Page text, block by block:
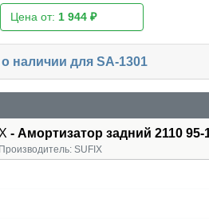
Цена от: 1 944 ₽
наличии для SA-1301
- Амортизатор задний 2110 95-
SUFIX